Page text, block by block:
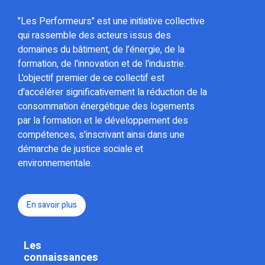
"Les Performeurs" est une initiative collective
qui rassemble des acteurs issus des
domaines du bâtiment, de l’énergie, de la
formation, de l'innovation et de l'industrie.
L'objectif premier de ce collectif est
d'accélérer significativement la réduction de la
consommation énergétique des logements
par la formation et le développement des
compétences, s'inscrivant ainsi dans une
démarche de justice sociale et
environnementale.
En savoir plus
Les
connaissances